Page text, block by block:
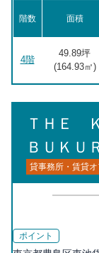
階数 面積
4階
49.89坪
(164.93㎡)
ＴＨＥ
ＢＵＫＵ
貸事務所・賃貸オ
ポイント